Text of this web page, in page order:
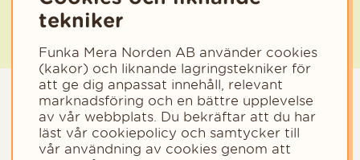
tekniker
Funka Mera Norden AB använder cookies
(kakor) och liknande lagringstekniker för
att ge dig anpassat innehåll, relevant
marknadsföring och en bättre upplevelse
av vår webbplats. Du bekräftar att du har
läst vår cookiepolicy och samtycker till
vår användning av cookies genom att